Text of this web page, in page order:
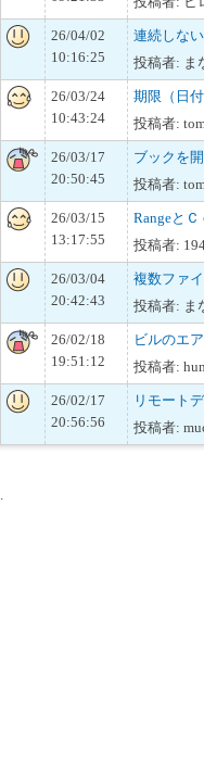
26/04/02
10:16:25
連続しな
投稿者: ま
26/03/24
10:43:24
期限（日
投稿者:
26/03/17
20:50:45
ブックを
投稿者:
26/03/15
13:17:55
Rangeと
投稿者:
26/03/04
20:42:43
複数ファ
投稿者: ま
26/02/18
19:51:12
ビルのエ
投稿者:
26/02/17
20:56:56
リモート
投稿者: